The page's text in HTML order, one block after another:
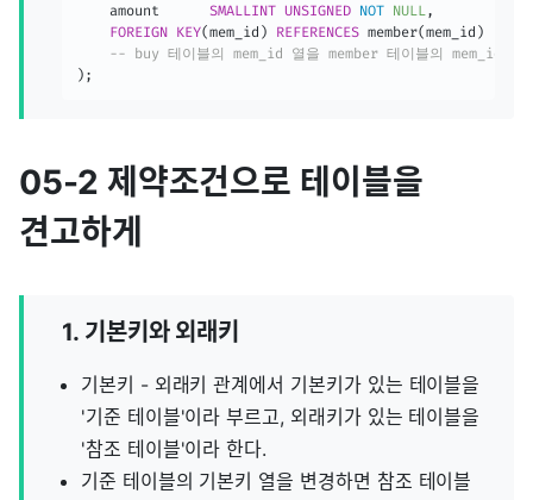
SMALLINT UNSIGNED NOT NULL,
FOREIGN KEY(mem_id ) REFERENCES member(mem_id )
-- buy 테이블의 mem_id 열을 member 테이블의 mem_id 열
) ;
05-2 제약조건으로 테이블을
견고하게
1. 기본키와 외래키
기본키 - 외래키 관계에서 기본키가 있는 테이블을
'기준 테이블'이라 부르고, 외래키가 있는 테이블을
'참조 테이블'이라 한다.
기준 테이블의 기본키 열을 변경하면 참조 테이블